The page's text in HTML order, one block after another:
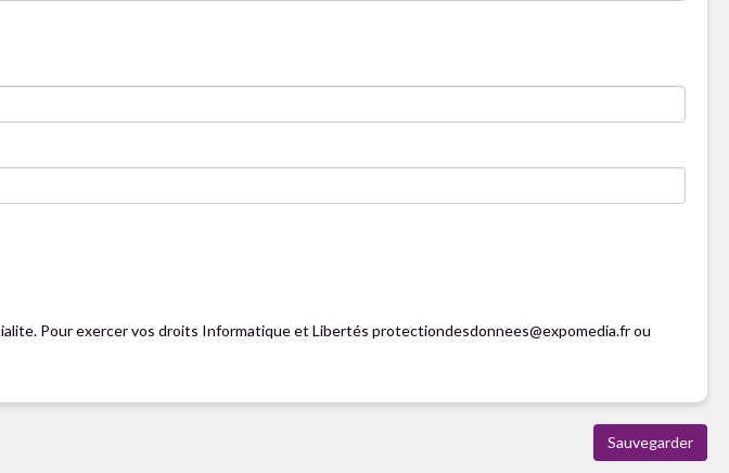
Pour exercer vos droits Informatique et Libertés protectiondesdonnees@expomedia.fr ou
Sauvegarder